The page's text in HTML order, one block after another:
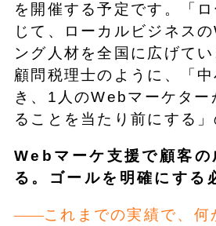
を開催する予定です。「
じて、ローカルビジネス
ング人材を全国に広げてい
顧問税理士のように、「
き、1人のWebマーケター
ることを当たり前にする」
Webマーケ支援で顧客の
る。ゴールを明確にする
これまでの実績で、何